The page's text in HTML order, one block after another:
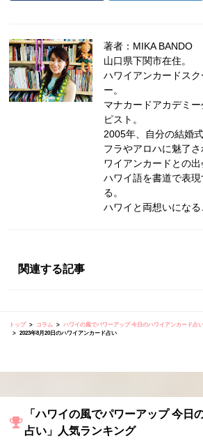
著者：MIKA BANDO
山口県下関市在住。
ハワイアンカードス
ー。
マナカードアカデミ
ピスト。
2005年、自分の結婚
フラやアロハに魅了
ワイアンカードとの出
ハワイ語を書道で表
る。
ハワイと両想いになる
関連する記事
トップ コラム
ハワイの風でパワーアップ 今日のハワイアンカード占い
2023年8月20日のハワイアンカード占い
「ハワイの風でパワーアップ 今日
占い」人気ランキング